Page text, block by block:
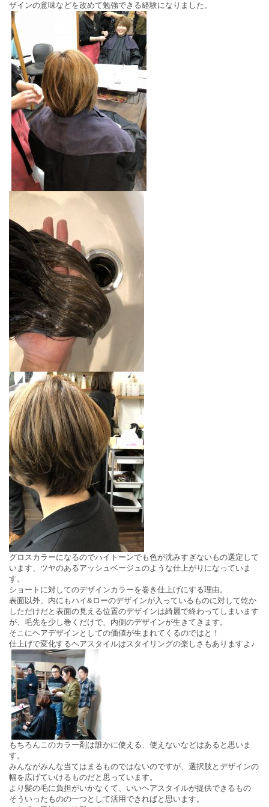
ザインの意味などを改めて勉強できる経験になりました。
グロスカラーになるのでハイトーンでも色が沈みすぎないもの選定して
います、ツヤのあるアッシュベージュのような仕上がりになっていま
す。
ショートに対してのデザインカラーを巻き仕上げにする理由。
表面以外、内にもハイ&ローのデザインが入っているものに対して乾か
しただけだと表面の見える位置のデザインは綺麗で終わってしまいます
が、毛先を少し巻くだけで、内側のデザインが生きてきます。
そこにヘアデザインとしての価値が生まれてくるのではと！
仕上げで変化するヘアスタイルはスタイリングの楽しさもありますよ♪
もちろんこのカラー剤は誰かに使える、使えないなどはあると思いま
す。
みんながみんな当てはまるものではないのですが、選択肢とデザインの
幅を広げていけるものだと思っています。
より髪の毛に負担がいかなくて、いいヘアスタイルが提供できるもの
そういったものの一つとして活用できればと思います。